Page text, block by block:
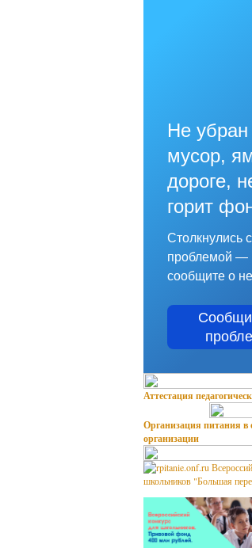
Не убран
мусор,
дороге,
горит
Столкнулись с
проблемой —
сообщите о
Аттестация
Организация питания в
организации
школьников "Большая